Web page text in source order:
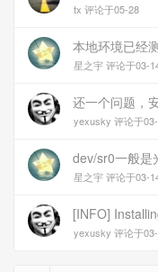
tx 评论于05-28
星之宇 评论于03-
yexusky 评论于
dev/sr0一般是
星之宇 评论于03-
yexusky 评论于